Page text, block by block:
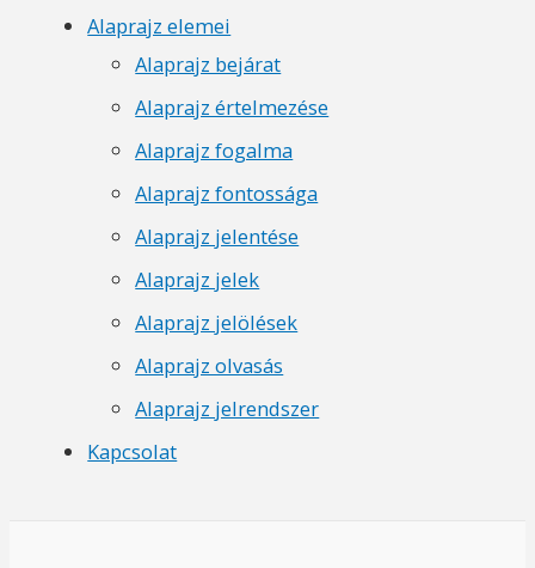
Alaprajz elemei
Alaprajz bejárat
Alaprajz értelmezése
Alaprajz fogalma
Alaprajz fontossága
Alaprajz jelentése
Alaprajz jelek
Alaprajz jelölések
Alaprajz olvasás
Alaprajz jelrendszer
Kapcsolat